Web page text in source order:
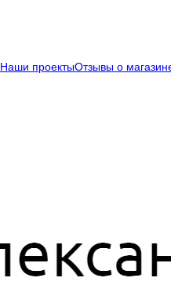
Наши проектыОтзывы о